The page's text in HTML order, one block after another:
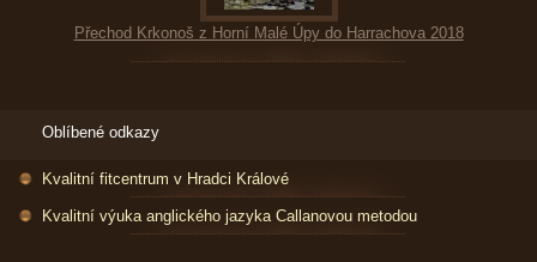
Přechod Krkonoš z Horní Malé Úpy do Harrachova 2018
Oblíbené odkazy
Kvalitní fitcentrum v Hradci Králové
Kvalitní výuka anglického jazyka Callanovou metodou